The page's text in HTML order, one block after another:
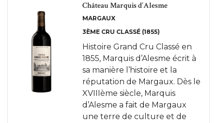
Château Marquis d’Alesme
MARGAUX
3ÈME CRU CLASSÉ (1855)
Histoire Grand Cru Classé en
1855, Marquis d’Alesme écrit à
sa manière l’histoire et la
réputation de Margaux. Dès le
XVIIIème siècle, Marquis
d’Alesme a fait de Margaux
une terre de culture et de